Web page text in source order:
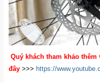
Quý khách tham khảo
đây >>> https://